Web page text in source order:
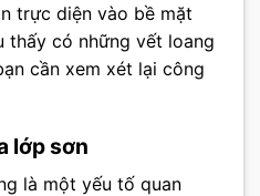
trực diện vào bề mặt
thấy có những vết loang
cần xem xét lại công
lớp sơn
là một yếu tố quan